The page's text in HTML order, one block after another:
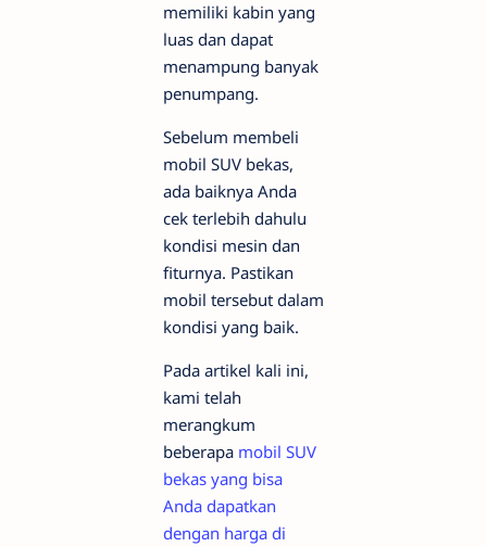
memiliki kabin yang
luas dan dapat
menampung banyak
penumpang.
Sebelum membeli
mobil SUV bekas,
ada baiknya Anda
cek terlebih dahulu
kondisi mesin dan
fiturnya. Pastikan
mobil tersebut dalam
kondisi yang baik.
Pada artikel kali ini,
kami telah
merangkum
beberapa mobil SUV
bekas yang bisa
Anda dapatkan
dengan harga di